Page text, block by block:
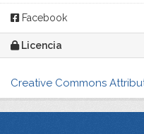
Facebook
Licencia
Creative Commons